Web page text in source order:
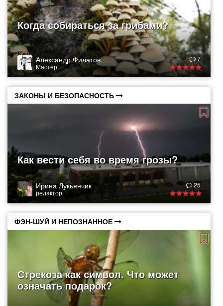
Когда собираться за грибами?
Календарь грибника
Александр Филатов
Мастер
7
ЗАКОНЫ И БЕЗОПАСНОСТЬ
Как вести себя во время грозы?
Ирина Лукьянчик
редактор
25
ФЭН-ШУЙ И НЕПОЗНАННОЕ
Стрекоза как символ. Что может
означать подарок?